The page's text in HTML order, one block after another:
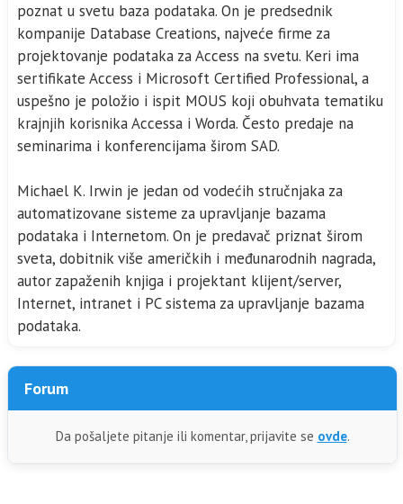
poznat u svetu baza podataka. On je predsednik
kompanije Database Creations, najveće firme za
projektovanje podataka za Access na svetu. Keri ima
sertifikate Access i Microsoft Certified Professional, a
uspešno je položio i ispit MOUS koji obuhvata tematiku
krajnjih korisnika Accessa i Worda. Često predaje na
seminarima i konferencijama širom SAD.
Michael K. Irwin je jedan od vodećih stručnjaka za
automatizovane sisteme za upravljanje bazama
podataka i Internetom. On je predavač priznat širom
sveta, dobitnik više američkih i međunarodnih nagrada,
autor zapaženih knjiga i projektant klijent/server,
Internet, intranet i PC sistema za upravljanje bazama
podataka.
Forum
Da pošaljete pitanje ili komentar, prijavite se ovde.